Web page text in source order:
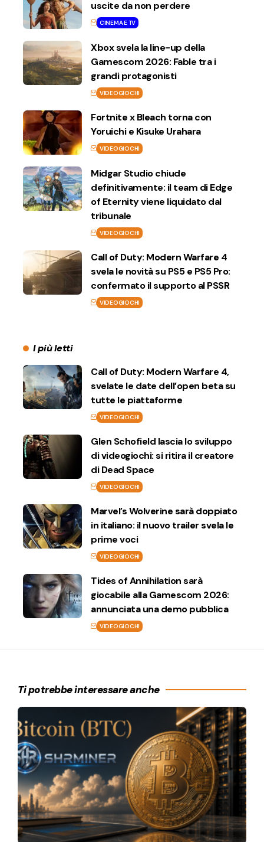
uscite da non perdere
CINEMA E TV
Xbox svela la line-up della
Gamescom 2026: Fable tra i
grandi protagonisti
VIDEOGIOCHI
Fortnite x Bleach torna con
Yoruichi e Kisuke Urahara
VIDEOGIOCHI
Midgar Studio chiude
definitivamente: il team di Edge
of Eternity viene liquidato dal
tribunale
VIDEOGIOCHI
Call of Duty: Modern Warfare 4
svela le novità su PS5 e PS5 Pro:
confermato il supporto al PSSR
VIDEOGIOCHI
I più letti
Call of Duty: Modern Warfare 4,
svelate le date dell’open beta su
tutte le piattaforme
VIDEOGIOCHI
Glen Schofield lascia lo sviluppo
di videogiochi: si ritira il creatore
di Dead Space
VIDEOGIOCHI
Marvel’s Wolverine sarà doppiato
in italiano: il nuovo trailer svela le
prime voci
VIDEOGIOCHI
Tides of Annihilation sarà
giocabile alla Gamescom 2026:
annunciata una demo pubblica
VIDEOGIOCHI
Ti potrebbe interessare anche